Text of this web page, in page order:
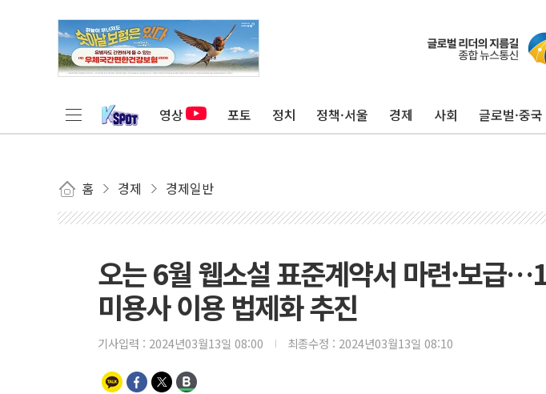
영상 포토 정치 정책·서울 경제 사회 글로벌·중국
홈 경제 경제일반
오는 6월 웹소설 표준계약서 마련·보급
미용사 이용 법제화 추진
기사입력 : 2024년03월13일 08:00 최종수정 : 2024년03월13일 08:10